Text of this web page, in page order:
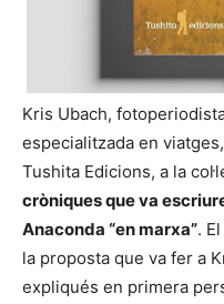
Kris Ubach,
especialitzada en
Tushita Edicions, a la
cròniques que va
Anaconda “en marxa”.
la proposta que va fer a
expliqués en primera